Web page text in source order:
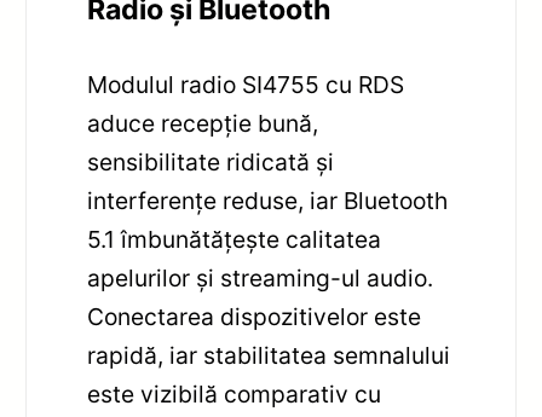
Radio și Bluetooth
Modulul radio SI4755 cu RDS
aduce recepție bună,
sensibilitate ridicată și
interferențe reduse, iar Bluetooth
5.1 îmbunătățește calitatea
apelurilor și streaming-ul audio.
Conectarea dispozitivelor este
rapidă, iar stabilitatea semnalului
este vizibilă comparativ cu